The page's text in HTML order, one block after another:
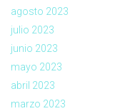
agosto 2023
julio 2023
junio 2023
mayo 2023
abril 2023
marzo 2023